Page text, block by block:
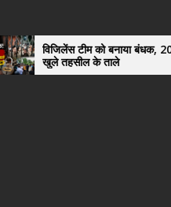
को बनाया बंधक, 20 घंटे बाद भी नहीं
के ताले